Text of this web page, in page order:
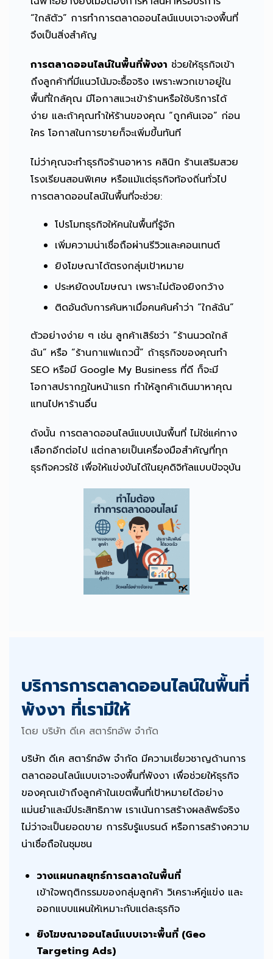
“ใกล้ตัว” การทำการตลาดออนไลน์แบบเจาะจงพื้นที่
จึงเป็นสิ่งสำคัญ
การตลาดออนไลน์ในพื้นที่พังงา ช่วยให้ธุรกิจเข้า
ถึงลูกค้าที่มีแนวโน้มจะซื้อจริง เพราะพวกเขาอยู่ใน
พื้นที่ใกล้คุณ มีโอกาสแวะเข้าร้านหรือใช้บริการได้
ง่าย และถ้าคุณทำให้ร้านของคุณ “ถูกค้นเจอ” ก่อน
ใคร โอกาสในการขายก็จะเพิ่มขึ้นทันที
ไม่ว่าคุณจะทำธุรกิจร้านอาหาร คลินิก ร้านเสริมสวย
โรงเรียนสอนพิเศษ หรือแม้แต่ธุรกิจท้องถิ่นทั่วไป
การตลาดออนไลน์ในพื้นที่จะช่วย:
โปรโมทธุรกิจให้คนในพื้นที่รู้จัก
เพิ่มความน่าเชื่อถือผ่านรีวิวและคอนเทนต์
ยิงโฆษณาได้ตรงกลุ่มเป้าหมาย
ประหยัดงบโฆษณา เพราะไม่ต้องยิงกว้าง
ติดอันดับการค้นหาเมื่อคนค้นคำว่า “ใกล้ฉัน”
ตัวอย่างง่าย ๆ เช่น ลูกค้าเสิร์ชว่า “ร้านนวดใกล้
ฉัน” หรือ “ร้านกาแฟแถวนี้” ถ้าธุรกิจของคุณทำ
SEO หรือมี Google My Business ที่ดี ก็จะมี
โอกาสปรากฏในหน้าแรก ทำให้ลูกค้าเดินมาหาคุณ
แทนไปหาร้านอื่น
ดังนั้น การตลาดออนไลน์แบบเน้นพื้นที่ ไม่ใช่แค่ทาง
เลือกอีกต่อไป แต่กลายเป็นเครื่องมือสำคัญที่ทุก
ธุรกิจควรใช้ เพื่อให้แข่งขันได้ในยุคดิจิทัลแบบปัจจุบัน
บริการการตลาดออนไลน์ในพื้นที่
พังงา ที่เรามีให้
โดย บริษัท ดีเค สตาร์ทอัพ จำกัด
บริษัท ดีเค สตาร์ทอัพ จำกัด มีความเชี่ยวชาญด้านการ
ตลาดออนไลน์แบบเจาะจงพื้นที่พังงา เพื่อช่วยให้ธุรกิจ
ของคุณเข้าถึงลูกค้าในเขตพื้นที่เป้าหมายได้อย่าง
แม่นยำและมีประสิทธิภาพ เราเน้นการสร้างผลลัพธ์จริง
ไม่ว่าจะเป็นยอดขาย การรับรู้แบรนด์ หรือการสร้างความ
น่าเชื่อถือในชุมชน
วางแผนกลยุทธ์การตลาดในพื้นที่
เข้าใจพฤติกรรมของกลุ่มลูกค้า วิเคราะห์คู่แข่ง และ
ออกแบบแผนให้เหมาะกับแต่ละธุรกิจ
ยิงโฆษณาออนไลน์แบบเจาะพื้นที่ (Geo
Targeting Ads)